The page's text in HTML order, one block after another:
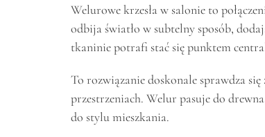
Welurowe krzesła w salonie to
odbija światło w subtelny sposób,
tkaninie potrafi stać się punktem
To rozwiązanie doskonale sprawdza
przestrzeniach. Welur pasuje do
do stylu mieszkania.